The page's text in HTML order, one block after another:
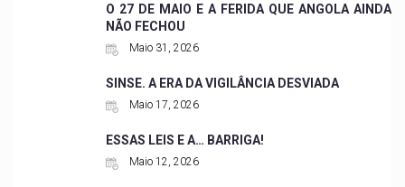
O 27 DE MAIO E A FERIDA QUE ANGOLA AINDA
NÃO FECHOU
Maio 31, 2026
SINSE. A ERA DA VIGILÂNCIA DESVIADA
Maio 17, 2026
ESSAS LEIS E A… BARRIGA!
Maio 12, 2026